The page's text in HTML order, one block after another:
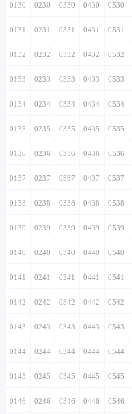
0130 0230 0330 0430 0530
0131 0231 0331 0431 0531
0132 0232 0332 0432 0532
0133 0233 0333 0433 0533
0134 0234 0334 0434 0534
0135 0235 0335 0435 0535
0136 0236 0336 0436 0536
0137 0237 0337 0437 0537
0138 0238 0338 0438 0538
0139 0239 0339 0439 0539
0140 0240 0340 0440 0540
0141 0241 0341 0441 0541
0142 0242 0342 0442 0542
0143 0243 0343 0443 0543
0144 0244 0344 0444 0544
0145 0245 0345 0445 0545
0146 0246 0346 0446 0546